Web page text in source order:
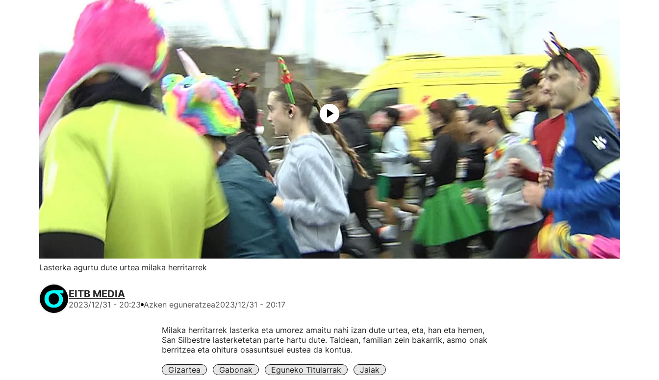
Lasterka agurtu dute urtea milaka herritarrek
EITB MEDIA
2023/12/31 - 20:23 Azken eguneratzea2023/12/31 - 20:17
Milaka herritarrek lasterka eta umorez amaitu nahi izan dute urtea, eta, han eta hemen,
San Silbestre lasterketetan parte hartu dute. Taldean, familian zein bakarrik, asmo onak
berritzea eta ohitura osasuntsuei eustea da kontua.
Gizartea Gabonak Eguneko Titularrak Jaiak